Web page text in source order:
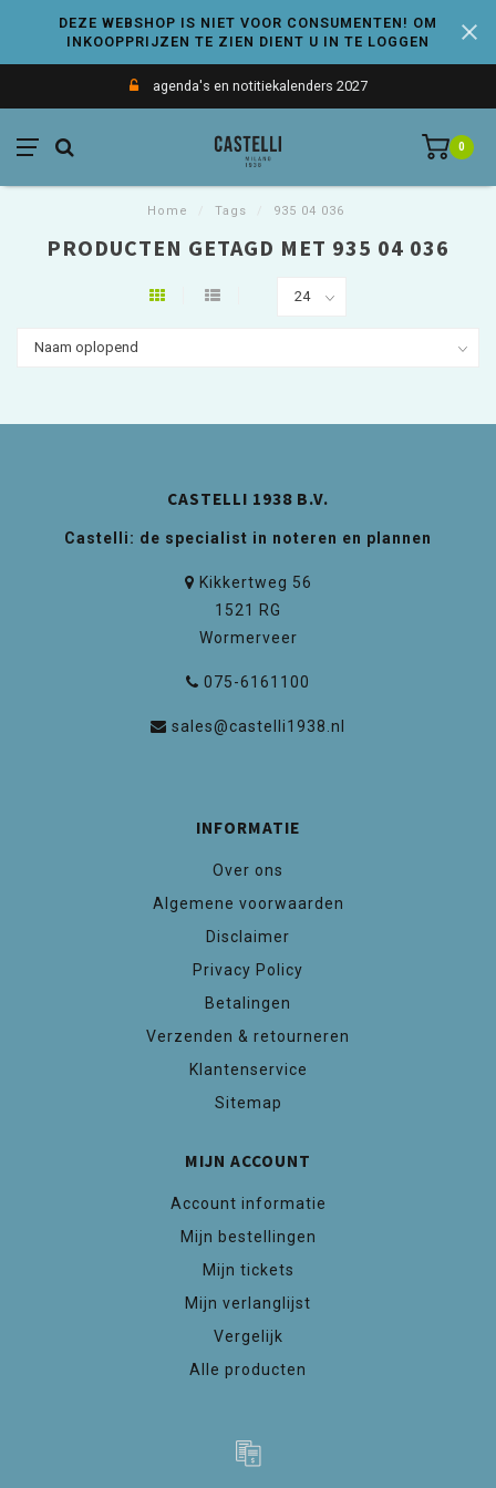
DEZE WEBSHOP IS NIET VOOR CONSUMENTEN! OM
INKOOPPRIJZEN TE ZIEN DIENT U IN TE LOGGEN
agenda's en notitiekalenders 2027
0
Home Tags 935 04 036
PRODUCTEN GETAGD MET 935 04 036
CASTELLI 1938 B.V.
Castelli: de specialist in noteren en plannen
Kikkertweg 56
1521 RG
Wormerveer
075-6161100
sales@castelli1938.nl
INFORMATIE
Over ons
Algemene voorwaarden
Disclaimer
Privacy Policy
Betalingen
Verzenden & retourneren
Klantenservice
Sitemap
MIJN ACCOUNT
Account informatie
Mijn bestellingen
Mijn tickets
Mijn verlanglijst
Vergelijk
Alle producten